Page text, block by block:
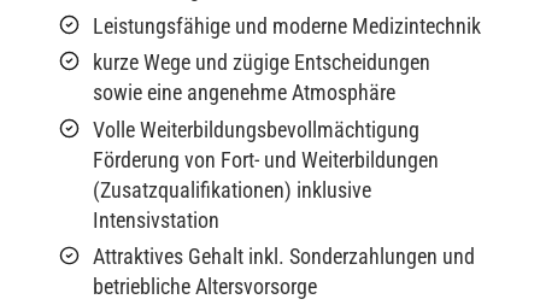
Leistungsfähige und moderne Medizintechnik
kurze Wege und zügige Entscheidungen
sowie eine angenehme Atmosphäre
Volle Weiterbildungsbevollmächtigung
Förderung von Fort- und Weiterbildungen
(Zusatzqualifikationen) inklusive
Intensivstation
Attraktives Gehalt inkl. Sonderzahlungen und
betriebliche Altersvorsorge